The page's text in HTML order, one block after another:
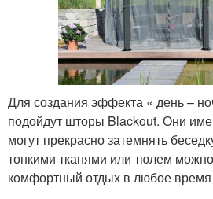
Для создания эффекта « день –
подойдут шторы Blackout. Они
могут прекрасно затемнять
тонкими тканями или тюлем
комфортный отдых в любое